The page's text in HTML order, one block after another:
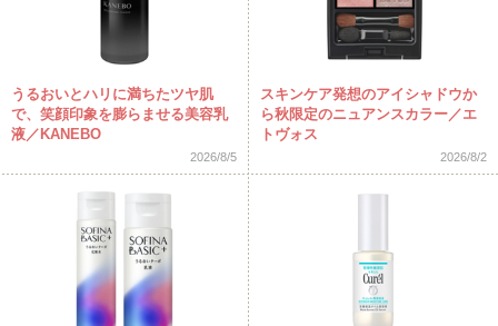
うるおいとハリに満ちたツヤ肌
で、笑顔印象を膨らませる美容乳
液／KANEBO
2026/8/5
スキンケア発想のアイシャドウか
ら秋限定のニュアンスカラー／エ
トヴォス
2026/8/2